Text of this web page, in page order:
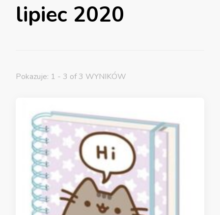
lipiec 2020
Pokazuje: 1 - 3 of 3 WYNIKÓW